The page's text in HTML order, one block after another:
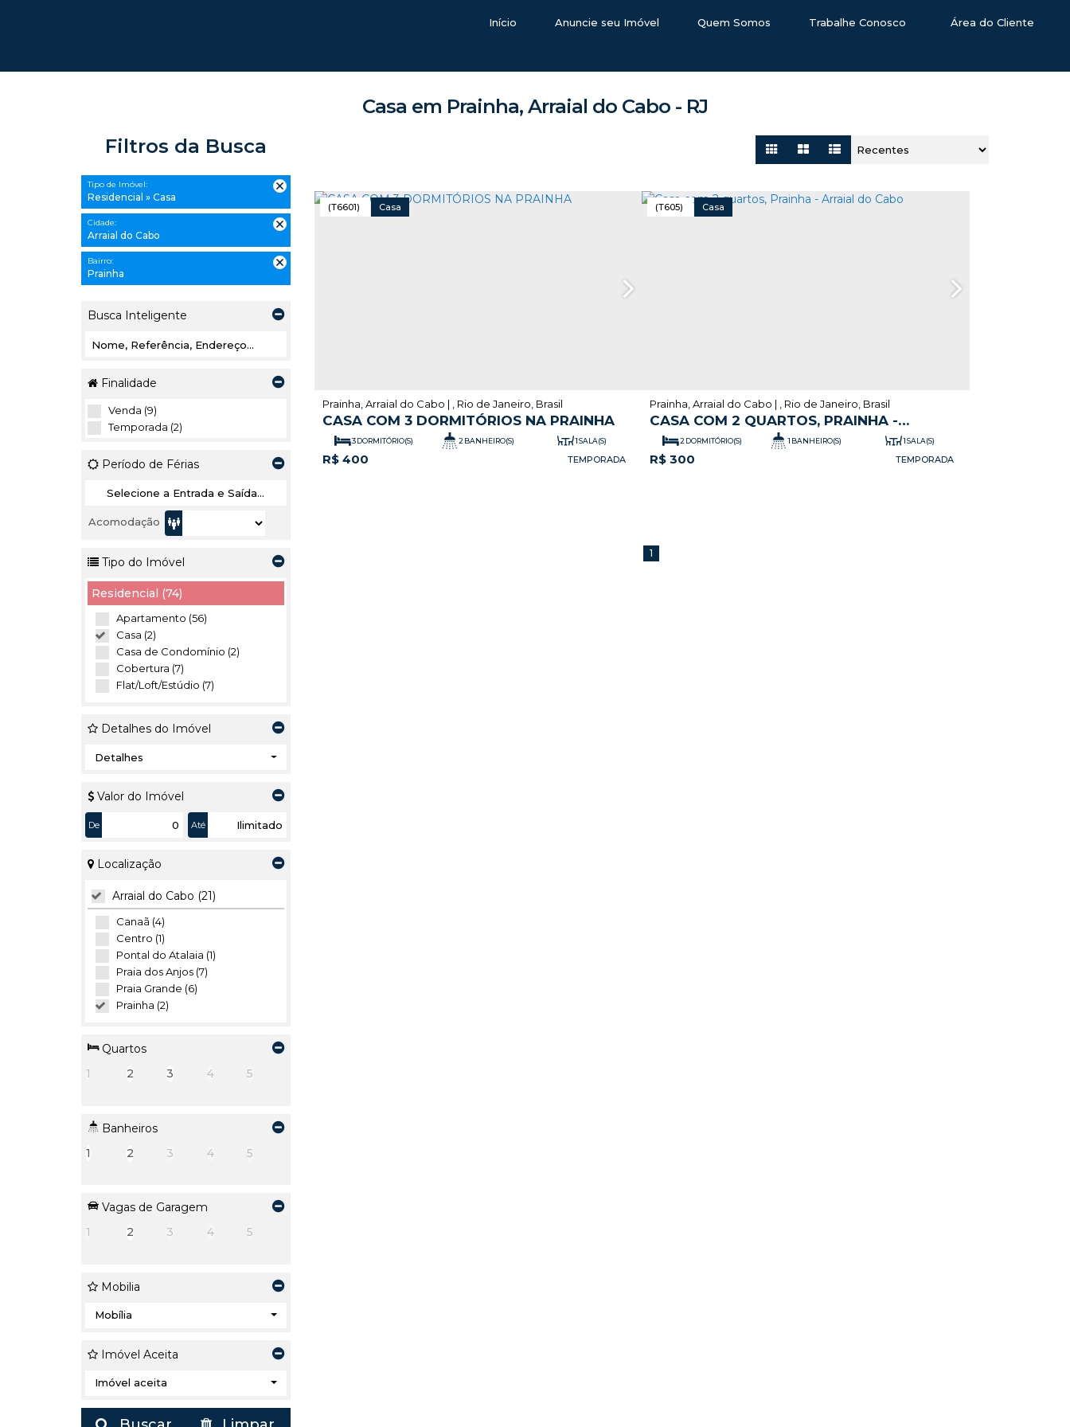
Anuncie seu Imóvel Quem Somos Trabalhe Conosco Área do Cliente
Início
Casa em Prainha, Arraial do Cabo - RJ
Filtros da Busca
Tipo de Imóvel:
Residencial » Casa
Cidade:
Arraial do Cabo
Bairro:
Prainha
Busca Inteligente
Finalidade
Venda (9)
Temporada (2)
Período de Férias
Acomodação
Tipo do Imóvel
Residencial (74)
Apartamento (56)
Casa (2)
Casa de Condomínio (2)
Cobertura (7)
Flat/Loft/Estúdio (7)
Detalhes do Imóvel
Detalhes
Valor do Imóvel
De Até
Localização
Arraial do Cabo (21)
Canaã (4)
Centro (1)
Pontal do Atalaia (1)
Praia dos Anjos (7)
Praia Grande (6)
Prainha (2)
Quartos
1
2 3 4 5
Banheiros
1
2 3 4 5
Vagas de Garagem
1
2 3 4 5
Mobilia
Mobília
Imóvel Aceita
Imóvel aceita
(T6601) Casa
CASA COM 3 DORMITÓRIOS NA PRAINHA
R$ 400
Prainha Arraial do Cabo Rio de Janeiro Brasil
3 DORMITÓRIO(S) 2 BANHEIRO(S) 1SALA(S)
2
(T605) Casa
CASA COM 2 QUARTOS, PRAINHA -
ARRAIAL DO CABO
R$ 300
Prainha ,Arraial do Cabo Rio de Janeiro Brasil
2 DORMITÓRIO(S) 1 BANHEIRO(S) 1 SALA(S)
45.00
1